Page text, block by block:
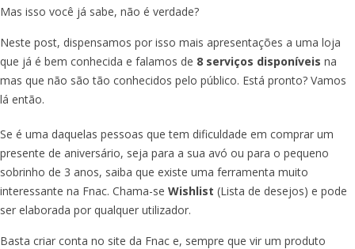
Mas isso você já sabe, não é verdade?
Neste post, dispensamos por isso mais apresentações a uma loja
que já é bem conhecida e falamos de 8 serviços disponíveis na
mas que não são tão conhecidos pelo público. Está pronto? Vamos
lá então.
Se é uma daquelas pessoas que tem dificuldade em comprar um
presente de aniversário, seja para a sua avó ou para o pequeno
sobrinho de 3 anos, saiba que existe uma ferramenta muito
interessante na Fnac. Chama-se Wishlist (Lista de desejos) e pode
ser elaborada por qualquer utilizador.
Basta criar conta no site da Fnac e, sempre que vir um produto